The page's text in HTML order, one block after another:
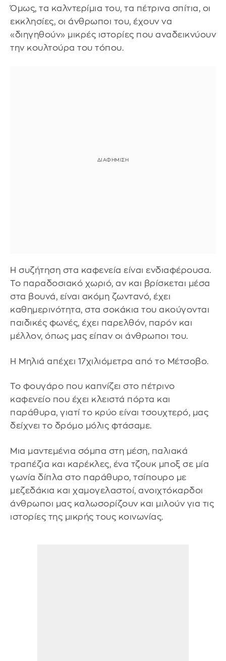
Όμως, τα καλντερίμια του, τα πέτρινα σπίτια, οι
εκκλησίες, οι άνθρωποι του, έχουν να
«διηγηθούν» μικρές ιστορίες που αναδεικνύουν
την κουλτούρα του τόπου.
Η συζήτηση στα καφενεία είναι ενδιαφέρουσα.
Το παραδοσιακό χωριό, αν και βρίσκεται μέσα
στα βουνά, είναι ακόμη ζωντανό, έχει
καθημερινότητα, στα σοκάκια του ακούγονται
παιδικές φωνές, έχει παρελθόν, παρόν και
μέλλον, όπως μας είπαν οι άνθρωποι του.
Η Μηλιά απέχει 17χιλιόμετρα από το Μέτσοβο.
Το φουγάρο που καπνίζει στο πέτρινο
καφενείο που έχει κλειστά πόρτα και
παράθυρα, γιατί το κρύο είναι τσουχτερό, μας
δείχνει το δρόμο μόλις φτάσαμε.
Μια μαντεμένια σόμπα στη μέση, παλιακά
τραπέζια και καρέκλες, ένα τζουκ μποξ σε μία
γωνία δίπλα στο παράθυρο, τσίπουρο με
μεζεδάκια και χαμογελαστοί, ανοιχτόκαρδοι
άνθρωποι μας καλωσορίζουν και μιλούν για τις
ιστορίες της μικρής τους κοινωνίας.